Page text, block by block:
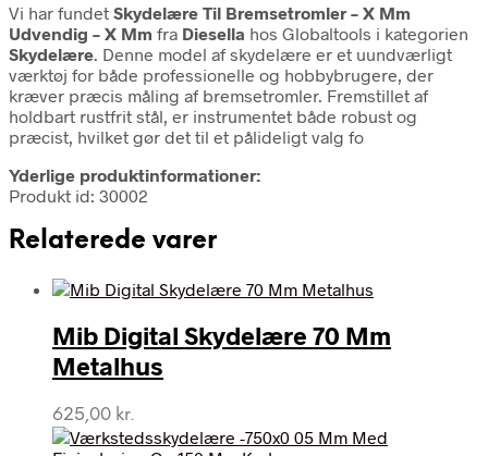
Vi har fundet Skydelære Til Bremsetromler – X Mm
Udvendig – X Mm fra Diesella hos Globaltools i kategorien
Skydelære. Denne model af skydelære er et uundværligt
værktøj for både professionelle og hobbybrugere, der
kræver præcis måling af bremsetromler. Fremstillet af
holdbart rustfrit stål, er instrumentet både robust og
præcist, hvilket gør det til et pålideligt valg fo
Yderlige produktinformationer:
Produkt id: 30002
Relaterede varer
Mib Digital Skydelære 70 Mm
Metalhus
625,00 kr.